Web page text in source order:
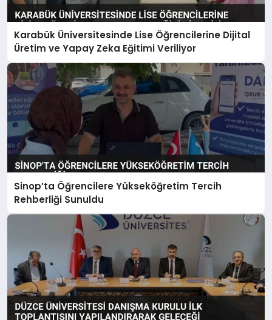
Karabük Üniversitesinde Lise Öğrencilerine Dijital
Üretim ve Yapay Zeka Eğitimi Veriliyor
Sinop’ta Öğrencilere Yükseköğretim Tercih
Rehberliği Sunuldu